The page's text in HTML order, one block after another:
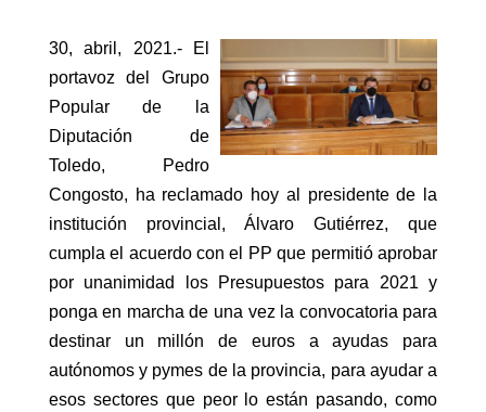
30, abril, 2021.- El
portavoz del Grupo
Popular de la
Diputación de
Toledo, Pedro
Congosto, ha reclamado hoy al presidente de la
institución provincial, Álvaro Gutiérrez, que
cumpla el acuerdo con el PP que permitió aprobar
por unanimidad los Presupuestos para 2021 y
ponga en marcha de una vez la convocatoria para
destinar un millón de euros a ayudas para
autónomos y pymes de la provincia, para ayudar a
esos sectores que peor lo están pasando, como